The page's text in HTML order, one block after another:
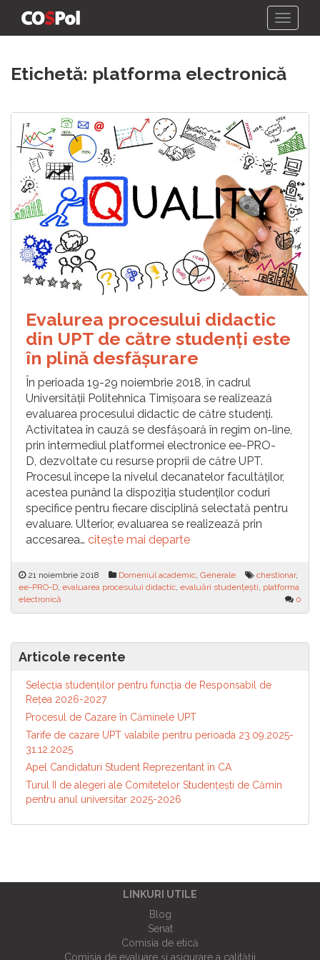
Etichetă: platforma electronică
Evalurea procesului didactic
din UPT de către studenți este
în plină desfășurare
În perioada 19-29 noiembrie 2018, în cadrul
Universității Politehnica Timișoara se realizează
evaluarea procesului didactic de către studenți.
Activitatea în cauză se desfășoară în regim on-line,
prin intermediul platformei electronice ee-PRO-
D, dezvoltate cu resurse proprii de către UPT.
Procesul începe la nivelul decanatelor facultăților,
acestea punând la dispoziția studenților coduri
specifice pentru fiecare disciplină selectată pentru
evaluare. Ulterior, evaluarea se realizează prin
accesarea… citește mai departe
21 noiembrie 2018 Domeniul academic Generale chestionar,
ee-PRO-D evaluarea procesului didactic evaluări studențești platforma
electronică
0
Articole recente
Selecția studenților pentru funcția de Responsabil de
Reţea 2026-2027
Procesul de Cazare în Căminele UPT
Tarife de cazare UPT valabile pentru perioada 23.09.2025-
31.12.2025
Apel Candidaturi Student Reprezentant în CA
Turul II de alegeri ale Comitetelor Studențești de Cămin
pentru anul universitar 2025-2026
LINKURI UTILE
Blog
Senat
Comisia de etică
Comisia de evaluare și asigurare a calității